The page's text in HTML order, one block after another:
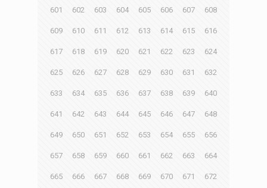
601 602 603 604 605 606 607 608
609 610 611 612 613 614 615 616
617 618 619 620 621 622 623 624
625 626 627 628 629 630 631 632
633 634 635 636 637 638 639 640
641 642 643 644 645 646 647 648
649 650 651 652 653 654 655 656
657 658 659 660 661 662 663 664
665 666 667 668 669 670 671 672